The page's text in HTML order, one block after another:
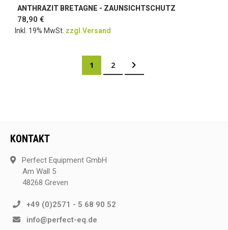
ANTHRAZIT BRETAGNE - ZAUNSICHTSCHUTZ
78,90 €
Inkl. 19% MwSt. zzgl.Versand
Sie lesen gerade Seite
1 Seite
2 Seite
Weiter
KONTAKT
Perfect Equipment GmbH
Am Wall 5
48268 Greven
+49 (0)2571 - 5 68 90 52
info@perfect-eq.de